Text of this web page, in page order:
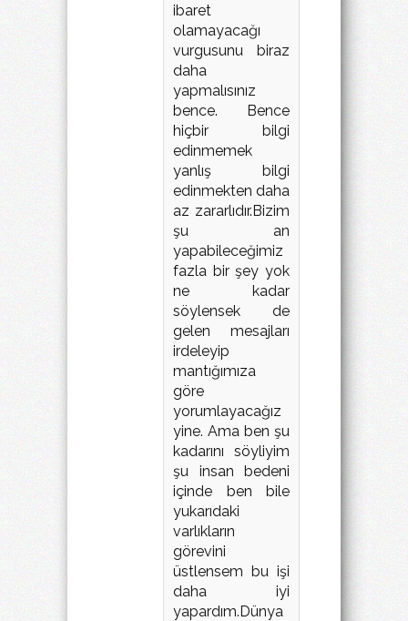
ibaret
olamayacağı
vurgusunu biraz
daha
yapmalısınız
bence. Bence
hiçbir bilgi
edinmemek
yanlış bilgi
edinmekten daha
az zararlıdır.Bizim
şu an
yapabileceğimiz
fazla bir şey yok
ne kadar
söylensek de
gelen mesajları
irdeleyip
mantığımıza
göre
yorumlayacağız
yine. Ama ben şu
kadarını söyliyim
şu insan bedeni
içinde ben bile
yukarıdaki
varlıkların
görevini
üstlensem bu işi
daha iyi
yapardım.Dünya